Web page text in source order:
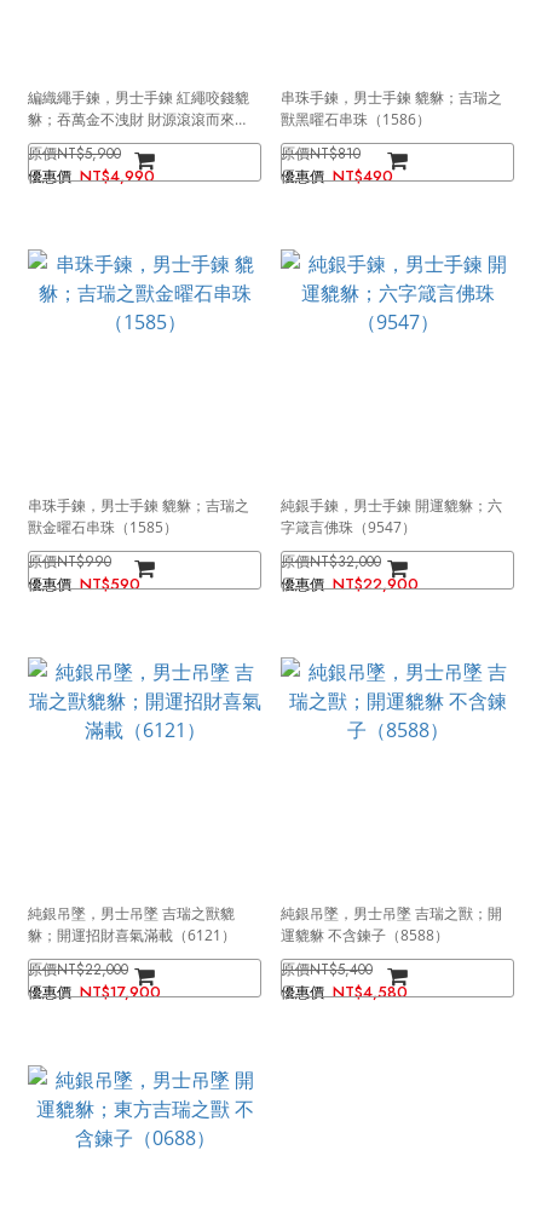
編織繩手鍊，男士手鍊 紅繩咬錢貔
貅；吞萬金不洩財 財源滾滾而來
（9788紅色）
NT$5,900
NT$4,990
串珠手鍊，男士手鍊 貔貅；吉瑞之
獸黑曜石串珠（1586）
NT$810
NT$490
串珠手鍊，男士手鍊 貔貅；吉瑞之
獸金曜石串珠（1585）
NT$990
NT$590
純銀手鍊，男士手鍊 開運貔貅；六
字箴言佛珠（9547）
NT$32,000
NT$22,900
純銀吊墜，男士吊墜 吉瑞之獸貔
貅；開運招財喜氣滿載（6121）
NT$22,000
NT$17,900
純銀吊墜，男士吊墜 吉瑞之獸；開
運貔貅 不含鍊子（8588）
NT$5,400
NT$4,580